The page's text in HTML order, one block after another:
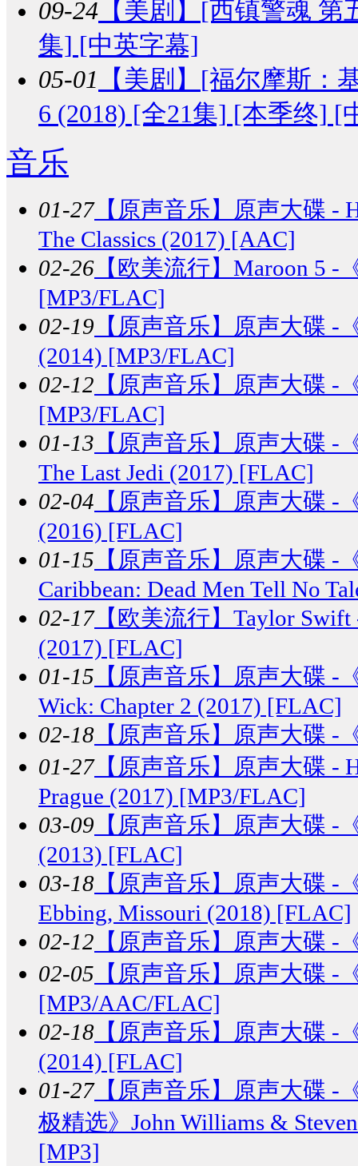
09-24 【美剧】 [西镇警魂 第
集] [中英字幕]
05-01
【美剧】 [福尔摩斯：
6 (2018) [全21集] [本季终] [
音乐
01-27【原声音乐】 原声大碟 -
The Classics (2017) [AAC]
02-26 【欧美流行】 Maroon 5 -
[MP3/FLAC]
02-19 【原声音乐】 原声大碟 -
(2014) [MP3/FLAC]
02-12 【原声音乐】 原声大碟 -
[MP3/FLAC]
01-13 【原声音乐】 原声大碟 -
The Last Jedi (2017) [FLAC]
02-04 【原声音乐】 原声大碟 -
(2016) [FLAC]
01-15 【原声音乐】 原声大碟 -
Caribbean: Dead Men Tell No
02-17【欧美流行】 Taylor Swift
(2017) [FLAC]
01-15 【原声音乐】 原声大碟 -
Wick: Chapter 2 (2017) [FLAC]
02-18 【原声音乐】 原声大碟 -
01-27【原声音乐】 原声大碟 -
Prague (2017) [MP3/FLAC]
03-09 【原声音乐】 原声大碟 -
(2013) [FLAC]
03-18 【原声音乐】 原声大碟 -
Ebbing, Missouri (2018) [FLAC]
02-12 【原声音乐】 原声大碟 -
02-05 【原声音乐】 原声大碟 -
[MP3/AAC/FLAC]
02-18 【原声音乐】 原声大碟 -
(2014) [FLAC]
01-27【原声音乐】 原声大碟 -
极精选》John Williams &
[MP3]